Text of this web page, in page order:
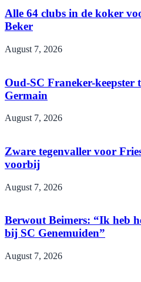
Alle 64 clubs in de koker
Beker
August 7, 2026
Oud-SC Franeker-keepster
Germain
August 7, 2026
Zware tegenvaller voor
voorbij
August 7, 2026
Berwout Beimers: “Ik heb
bij SC Genemuiden”
August 7, 2026